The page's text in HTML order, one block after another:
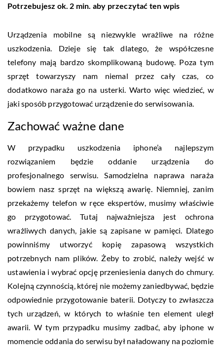
Potrzebujesz ok. 2 min. aby przeczytać ten wpis
Urządzenia mobilne są niezwykle wrażliwe na różne
uszkodzenia. Dzieje się tak dlatego, że współczesne
telefony mają bardzo skomplikowaną budowę. Poza tym
sprzęt towarzyszy nam niemal przez cały czas, co
dodatkowo naraża go na usterki. Warto więc wiedzieć, w
jaki sposób przygotować urządzenie do serwisowania.
Zachować ważne dane
W przypadku uszkodzenia iphone’a najlepszym
rozwiązaniem będzie oddanie urządzenia do
profesjonalnego serwisu. Samodzielna naprawa naraża
bowiem nasz sprzęt na większą awarię. Niemniej, zanim
przekażemy telefon w ręce ekspertów, musimy właściwie
go przygotować. Tutaj najważniejsza jest ochrona
wrażliwych danych, jakie są zapisane w pamięci. Dlatego
powinniśmy utworzyć kopię zapasową wszystkich
potrzebnych nam plików. Żeby to zrobić, należy wejść w
ustawienia i wybrać opcję przeniesienia danych do chmury.
Kolejną czynnością, której nie możemy zaniedbywać, będzie
odpowiednie przygotowanie baterii. Dotyczy to zwłaszcza
tych urządzeń, w których to właśnie ten element uległ
awarii. W tym przypadku musimy zadbać, aby iphone w
momencie oddania do serwisu był naładowany na poziomie